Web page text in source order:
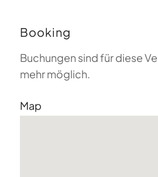
Booking
Buchungen sind für diese
mehr möglich.
Map